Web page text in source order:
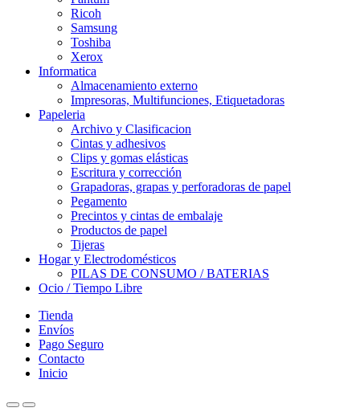
Ricoh
Samsung
Toshiba
Xerox
Informatica
Almacenamiento externo
Impresoras, Multifunciones, Etiquetadoras
Papeleria
Archivo y Clasificacion
Cintas y adhesivos
Clips y gomas elásticas
Escritura y corrección
Grapadoras, grapas y perforadoras de papel
Pegamento
Precintos y cintas de embalaje
Productos de papel
Tijeras
Hogar y Electrodomésticos
PILAS DE CONSUMO / BATERIAS
Ocio / Tiempo Libre
Tienda
Envíos
Pago Seguro
Contacto
Inicio